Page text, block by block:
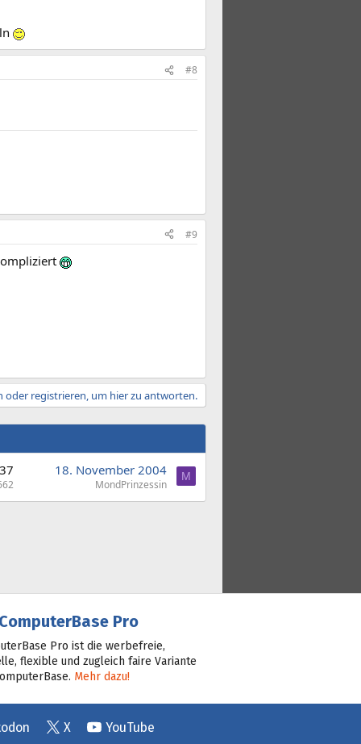
#8
#9
oder registrieren, um hier zu antworten.
37 18. November 2004
MondPrinzessin
M
ComputerBase Pro
Pro ist die werbefreie,
flexible und zugleich faire Variante
Mehr dazu!
X YouTube